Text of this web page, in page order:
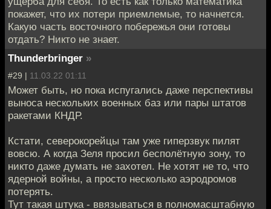
покажет, что их потери приемлемые, то начнется.
Какую часть восточного побережья они готовы
отдать? Никто не знает.
Thunderbringer »
#29 | 11.03.22 01:11
Может быть, но пока испугались даже перспективы
выноса нескольких военных баз или пары штатов
ракетами КНДР.
Кстати, северокорейцы там уже гиперзвук пилят
вовсю. А когда Зеля просил бесполётную зону, то
никто даже думать не захотел. Не хотят не то, что
ядерной войны, а просто несколько аэродромов
потерять.
Тут такая штука - ввязываться в полномасштабную